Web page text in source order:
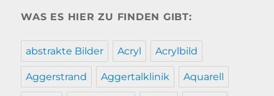
WAS ES HIER ZU FINDEN GIBT:
abstrakte Bilder Acryl Acrylbild
Aggerstrand Aggertalklinik Aquarell